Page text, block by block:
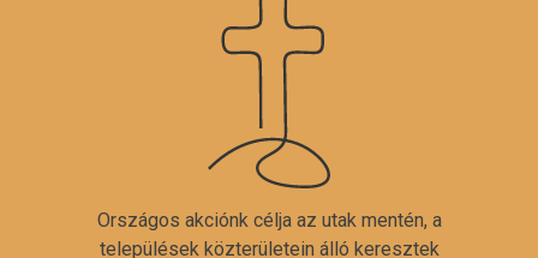
Országos akciónk célja az utak mentén, a
települések közterületein álló keresztek